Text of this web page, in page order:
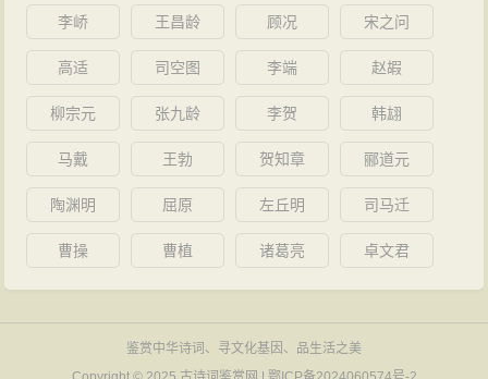
李峤 王昌龄 顾况 宋之问
高适 司空图 李端 赵嘏
柳宗元 张九龄 李贺 韩翃
马戴 王勃 贺知章 郦道元
陶渊明 屈原 左丘明 司马迁
曹操 曹植 诸葛亮 卓文君
鉴赏中华诗词、寻文化基因、品生活之美